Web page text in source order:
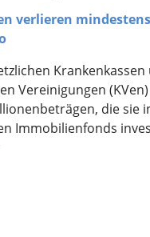
verlieren
Krankenkassen
Vereinigungen
die sie
Immobilienfonds